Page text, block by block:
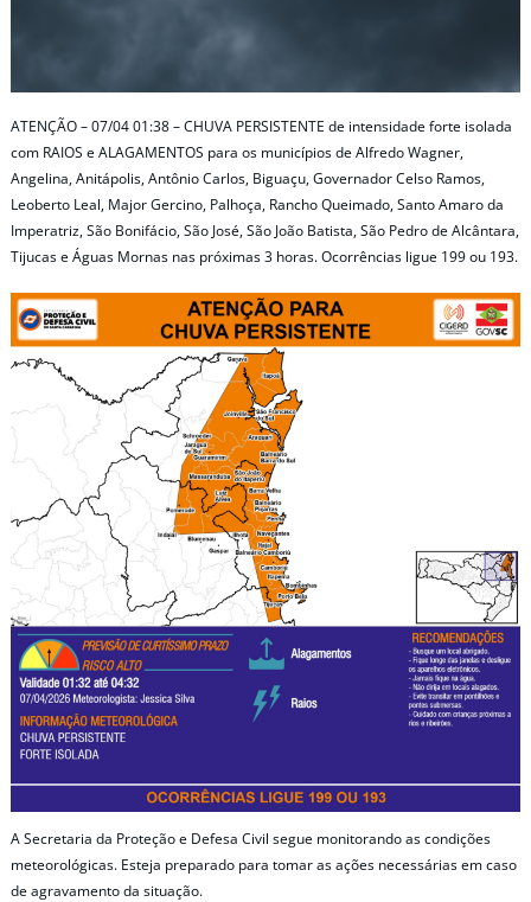
ATENÇÃO – 07/04 01:38 – CHUVA PERSISTENTE de intensidade forte isolada
com RAIOS e ALAGAMENTOS para os municípios de Alfredo Wagner,
Angelina, Anitápolis, Antônio Carlos, Biguaçu, Governador Celso Ramos,
Leoberto Leal, Major Gercino, Palhoça, Rancho Queimado, Santo Amaro da
Imperatriz, São Bonifácio, São José, São João Batista, São Pedro de Alcântara,
Tijucas e Águas Mornas nas próximas 3 horas. Ocorrências ligue 199 ou 193.
A Secretaria da Proteção e Defesa Civil segue monitorando as condições
meteorológicas. Esteja preparado para tomar as ações necessárias em caso
de agravamento da situação.